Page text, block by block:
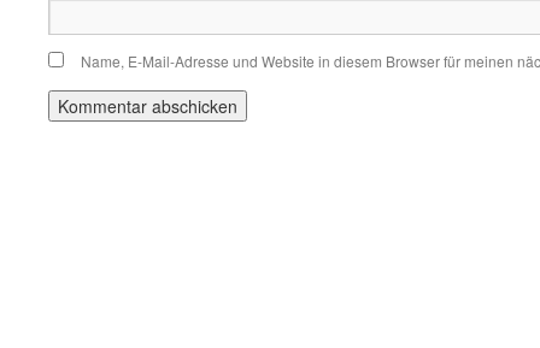
Name, E-Mail-Adresse und Website in diesem Browser für meinen